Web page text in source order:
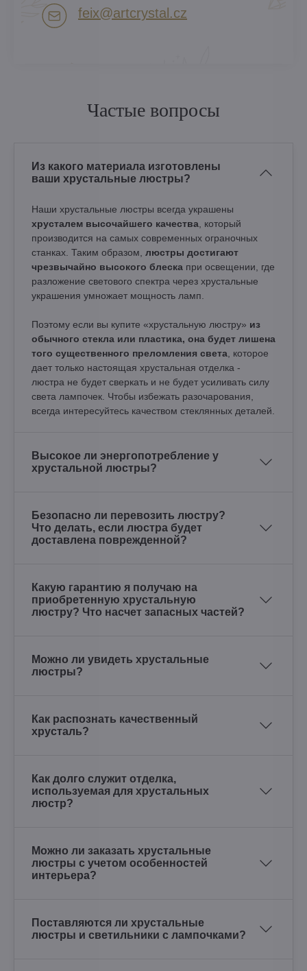
feix​@artcrystal​.cz
Частые вопросы
Из какого материала изготовлены
ваши хрустальные люстры?
Наши хрустальные люстры всегда украшены
хрусталем высочайшего качества , который
производится на самых современных ограночных
станках. Таким образом, люстры достигают
чрезвычайно высокого блеска при освещении, где
разложение светового спектра через хрустальные
украшения умножает мощность ламп.
Поэтому если вы купите «хрустальную люстру» из
обычного стекла или пластика, она будет лишена
того существенного преломления света , которое
дает только настоящая хрустальная отделка -
люстра не будет сверкать и не будет усиливать силу
света лампочек. Чтобы избежать разочарования,
всегда интересуйтесь качеством стеклянных деталей.
Высокое ли энергопотребление у
хрустальной люстры?
Безопасно ли перевозить люстру?
Что делать, если люстра будет
доставлена поврежденной?
Какую гарантию я получаю на
приобретенную хрустальную
люстру? Что насчет запасных частей?
Можно ли увидеть хрустальные
люстры?
Как распознать качественный
хрусталь?
Как долго служит отделка,
используемая для хрустальных
люстр?
Можно ли заказать хрустальные
люстры с учетом особенностей
интерьера?
Поставляются ли хрустальные
люстры и светильники с лампочками?